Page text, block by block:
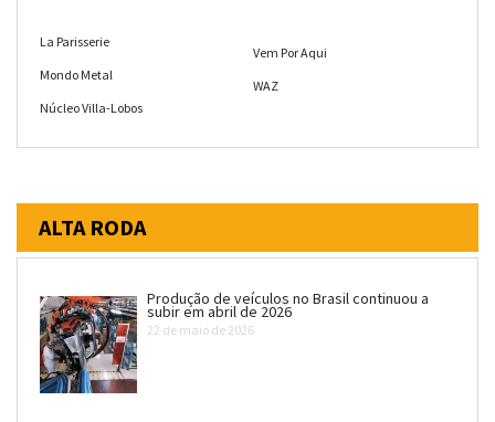
La Parisserie
Mondo Metal
Núcleo Villa-Lobos
Vem Por Aqui
WAZ
ALTA RODA
Produção de veículos no Brasil continuou a
subir em abril de 2026
22 de maio de 2026